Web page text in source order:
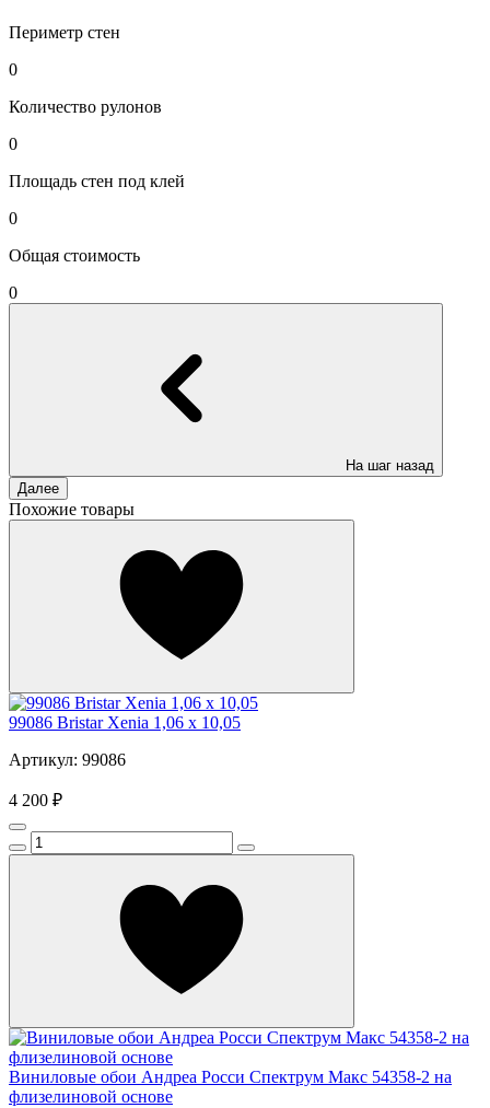
Периметр стен
0
Количество рулонов
0
Площадь стен под клей
0
Общая стоимость
0
На шаг назад
Далее
Похожие товары
99086 Bristar Xenia 1,06 x 10,05
Артикул: 99086
4 200 ₽
Виниловые обои Андреа Росси Спектрум Макс 54358-2 на
флизелиновой основе